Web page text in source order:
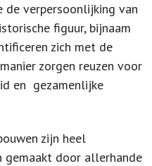
de verpersoonlijking van
figuur, bijnaam
zich met de
zorgen reuzen voor
en gezamenlijke
zijn heel
gemaakt door allerhande